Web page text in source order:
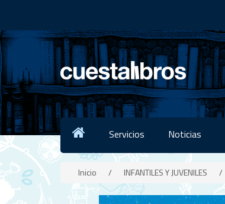
Servicios Noticias
Inicio / INFANTILES Y JUVENILES /